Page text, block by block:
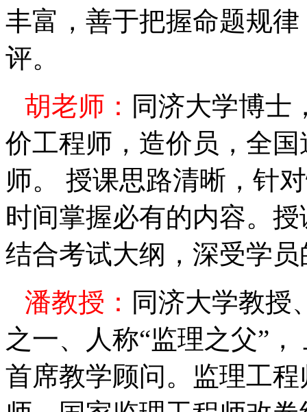
丰富，善于把握命题规
评。
胡老师： 同济大学博士
价工程师，造价员，全
师。 授课思路清晰，针
时间掌握必有的内容。
结合考试大纲，深受学
潘教授： 同济大学教授
之一、人称“监理之父”
首席教学顾问。监理工